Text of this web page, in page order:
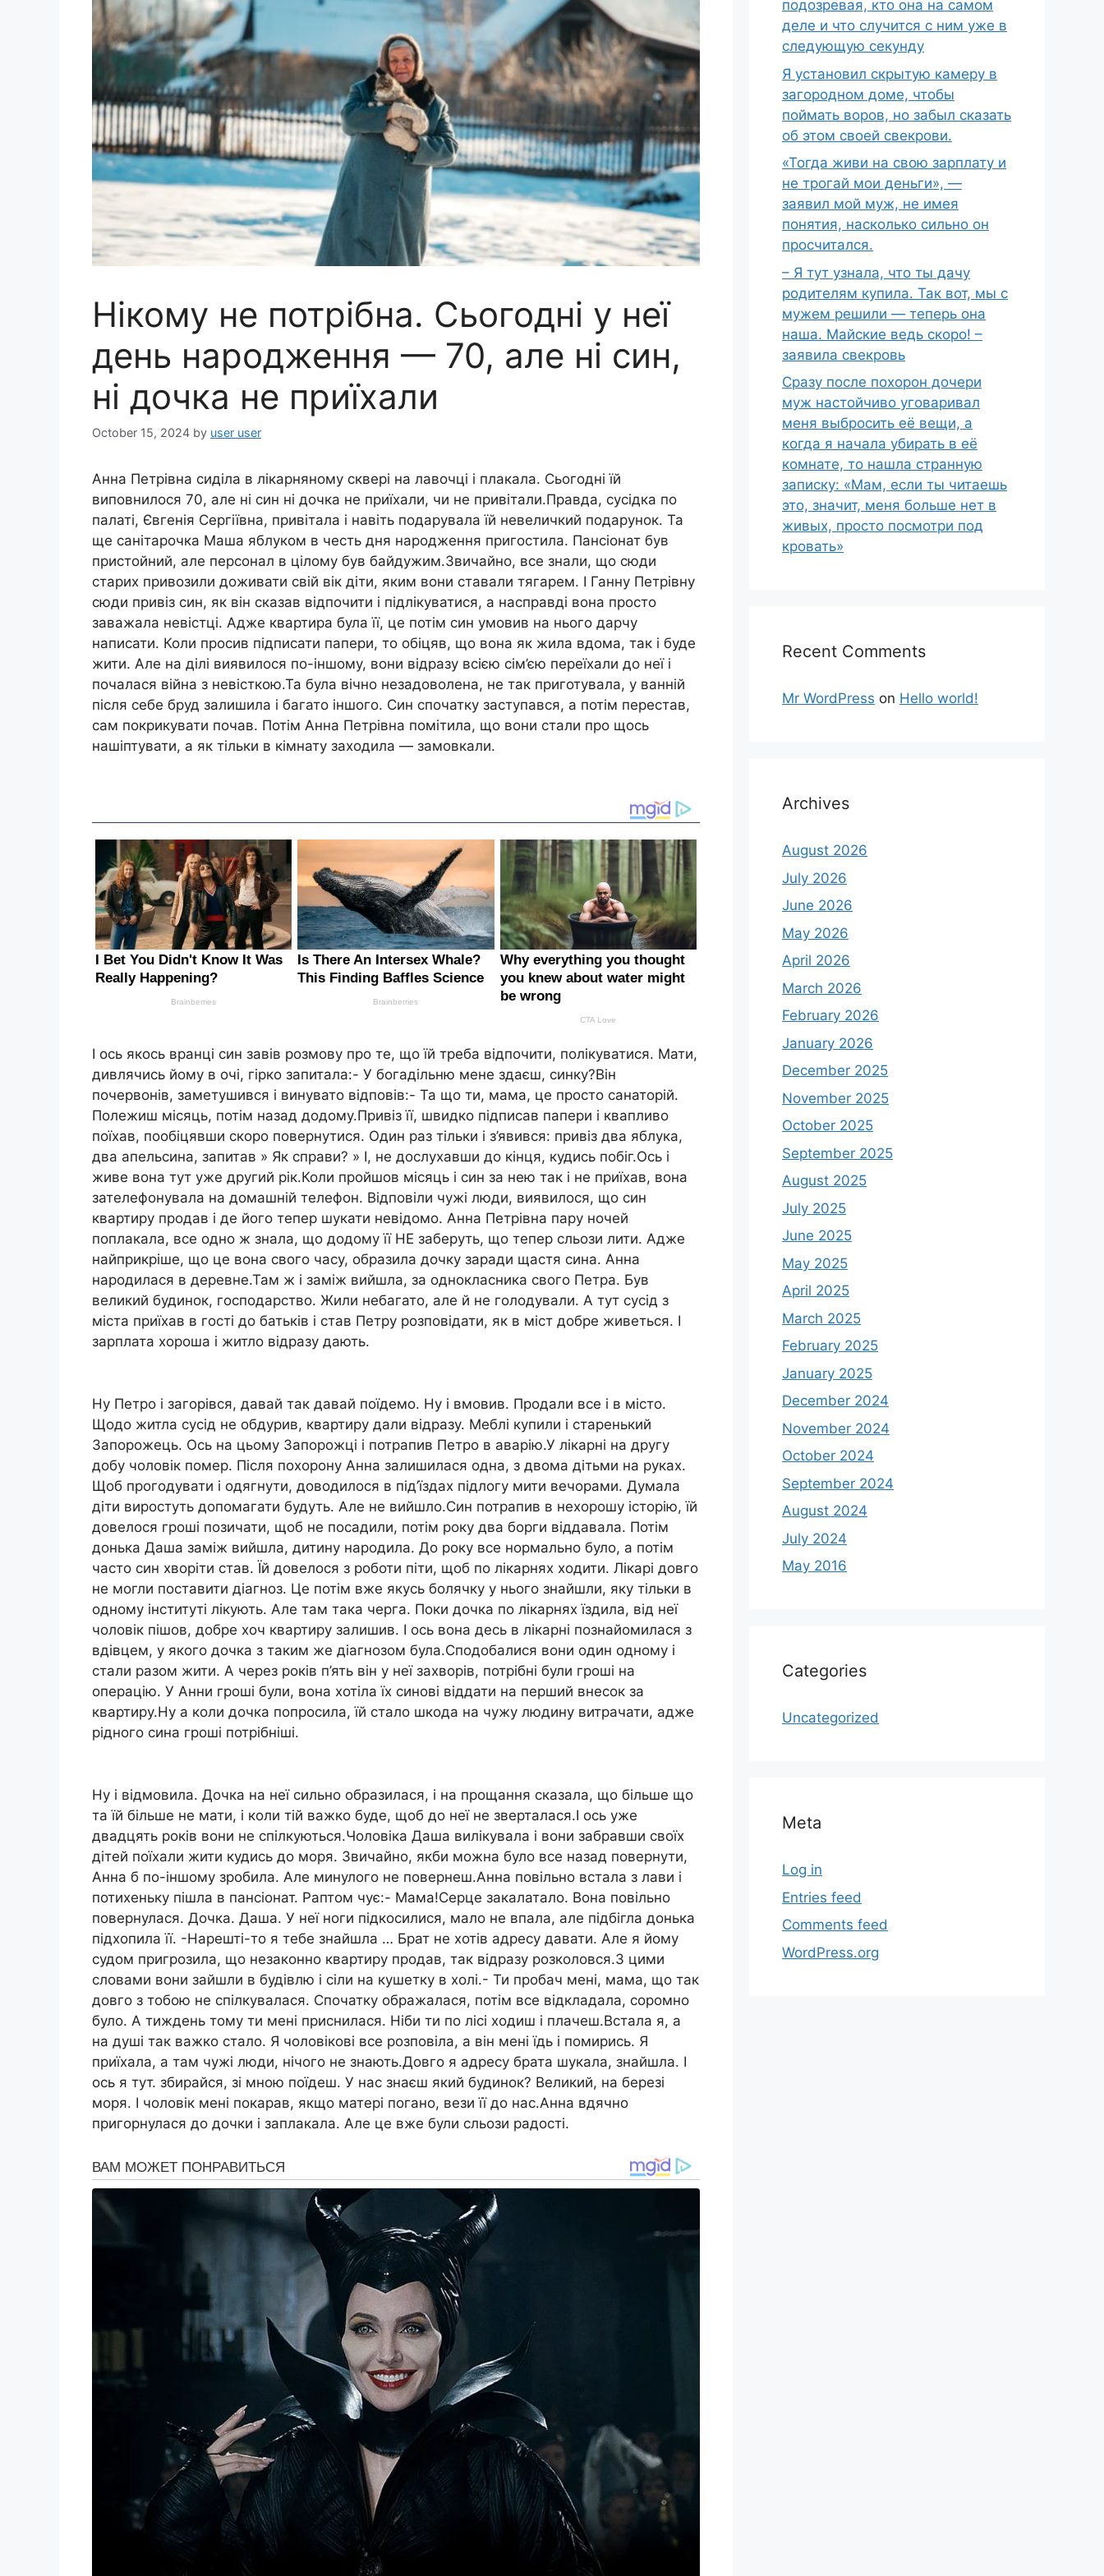
Нікому не потрібна. Сьогодні у неї
день народження — 70, але ні син,
ні дочка не приїхали
October 15, 2024 by user user
Анна Петрівна сиділа в лікарняному сквері на лавочці і плакала. Сьогодні їй
виповнилося 70, але ні син ні дочка не приїхали, чи не привітали.Правда, сусідка по
палаті, Євгенія Сергіївна, привітала і навіть подарувала їй невеличкий подарунок. Та
ще санітарочка Маша яблуком в честь дня народження пригостила. Пансіонат був
пристойний, але персонал в цілому був байдужим.Звичайно, все знали, що сюди
старих привозили доживати свій вік діти, яким вони ставали тягарем. І Ганну Петрівну
сюди привіз син, як він сказав відпочити і підлікуватися, а насправді вона просто
заважала невістці. Адже квартира була її, це потім син умовив на нього дарчу
написати. Коли просив підписати папери, то обіцяв, що вона як жила вдома, так і буде
жити. Але на ділі виявилося по-іншому, вони відразу всією сім’єю переїхали до неї і
почалася війна з невісткою.Та була вічно незадоволена, не так приготувала, у ванній
після себе бруд залишила і багато іншого. Син спочатку заступався, а потім перестав,
сам покрикувати почав. Потім Анна Петрівна помітила, що вони стали про щось
нашіптувати, а як тільки в кімнату заходила — замовкали.
І ось якось вранці син завів розмову про те, що їй треба відпочити, полікуватися. Мати,
дивлячись йому в очі, гірко запитала:- У богадільню мене здаєш, синку?Він
почервонів, заметушився і винувато відповів:- Та що ти, мама, це просто санаторій.
Полежиш місяць, потім назад додому.Привіз її, швидко підписав папери і квапливо
поїхав, пообіцявши скоро повернутися. Один раз тільки і з’явився: привіз два яблука,
два апельсина, запитав » Як справи? » І, не дослухавши до кінця, кудись побіг.Ось і
живе вона тут уже другий рік.Коли пройшов місяць і син за нею так і не приїхав, вона
зателефонувала на домашній телефон. Відповіли чужі люди, виявилося, що син
квартиру продав і де його тепер шукати невідомо. Анна Петрівна пару ночей
поплакала, все одно ж знала, що додому її НЕ заберуть, що тепер сльози лити. Адже
найприкріше, що це вона свого часу, образила дочку заради щастя сина. Анна
народилася в деревне.Там ж і заміж вийшла, за однокласника свого Петра. Був
великий будинок, господарство. Жили небагато, але й не голодували. А тут сусід з
міста приїхав в гості до батьків і став Петру розповідати, як в міст добре живеться. І
зарплата хороша і житло відразу дають.
Ну Петро і загорівся, давай так давай поїдемо. Ну і вмовив. Продали все і в місто.
Щодо житла сусід не обдурив, квартиру дали відразу. Меблі купили і старенький
Запорожець. Ось на цьому Запорожці і потрапив Петро в аварію.У лікарні на другу
добу чоловік помер. Після похорону Анна залишилася одна, з двома дітьми на руках.
Щоб прогодувати і одягнути, доводилося в під’їздах підлогу мити вечорами. Думала
діти виростуть допомагати будуть. Але не вийшло.Син потрапив в нехорошу історію, їй
довелося гроші позичати, щоб не посадили, потім року два борги віддавала. Потім
донька Даша заміж вийшла, дитину народила. До року все нормально було, а потім
часто син хворіти став. Їй довелося з роботи піти, щоб по лікарнях ходити. Лікарі довго
не могли поставити діагноз. Це потім вже якусь болячку у нього знайшли, яку тільки в
одному інституті лікують. Але там така черга. Поки дочка по лікарнях їздила, від неї
чоловік пішов, добре хоч квартиру залишив. І ось вона десь в лікарні познайомилася з
вдівцем, у якого дочка з таким же діагнозом була.Сподобалися вони один одному і
стали разом жити. А через років п’ять він у неї захворів, потрібні були гроші на
операцію. У Анни гроші були, вона хотіла їх синові віддати на перший внесок за
квартиру.Ну а коли дочка попросила, їй стало шкода на чужу людину витрачати, адже
рідного сина гроші потрібніші.
Ну і відмовила. Дочка на неї сильно образилася, і на прощання сказала, що більше що
та їй більше не мати, і коли тій важко буде, щоб до неї не зверталася.І ось уже
двадцять років вони не спілкуються.Чоловіка Даша вилікувала і вони забравши своїх
дітей поїхали жити кудись до моря. Звичайно, якби можна було все назад повернути,
Анна б по-іншому зробила. Але минулого не повернеш.Анна повільно встала з лави і
потихеньку пішла в пансіонат. Раптом чує:- Мама!Серце закалатало. Вона повільно
повернулася. Дочка. Даша. У неї ноги підкосилися, мало не впала, але підбігла донька
підхопила її. -Нарешті-то я тебе знайшла … Брат не хотів адресу давати. Але я йому
судом пригрозила, що незаконно квартиру продав, так відразу розколовся.З цими
словами вони зайшли в будівлю і сіли на кушетку в холі.- Ти пробач мені, мама, що так
довго з тобою не спілкувалася. Спочатку ображалася, потім все відкладала, соромно
було. А тиждень тому ти мені приснилася. Ніби ти по лісі ходиш і плачеш.Встала я, а
на душі так важко стало. Я чоловікові все розповіла, а він мені їдь і помирись. Я
приїхала, а там чужі люди, нічого не знають.Довго я адресу брата шукала, знайшла. І
ось я тут. збирайся, зі мною поїдеш. У нас знаєш який будинок? Великий, на березі
моря. І чоловік мені покарав, якщо матері погано, вези її до нас.Анна вдячно
пригорнулася до дочки і заплакала. Але це вже були сльози радості.
подозревая, кто она на самом
деле и что случится с ним уже в
следующую секунду
Я установил скрытую камеру в
загородном доме, чтобы
поймать воров, но забыл сказать
об этом своей свекрови.
«Тогда живи на свою зарплату и
не трогай мои деньги», —
заявил мой муж, не имея
понятия, насколько сильно он
просчитался.
– Я тут узнала, что ты дачу
родителям купила. Так вот, мы с
мужем решили — теперь она
наша. Майские ведь скоро! –
заявила свекровь
Сразу после похорон дочери
муж настойчиво уговаривал
меня выбросить её вещи, а
когда я начала убирать в её
комнате, то нашла странную
записку: «Мам, если ты читаешь
это, значит, меня больше нет в
живых, просто посмотри под
кровать»
Recent Comments
Mr WordPress on Hello world!
Archives
August 2026
July 2026
June 2026
May 2026
April 2026
March 2026
February 2026
January 2026
December 2025
November 2025
October 2025
September 2025
August 2025
July 2025
June 2025
May 2025
April 2025
March 2025
February 2025
January 2025
December 2024
November 2024
October 2024
September 2024
August 2024
July 2024
May 2016
Categories
Uncategorized
Meta
Log in
Entries feed
Comments feed
WordPress.org